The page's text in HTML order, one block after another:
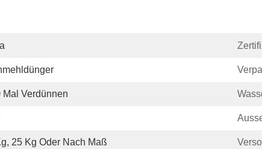
Mal Verdünnen
25 Kg Oder Nach Maß